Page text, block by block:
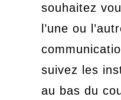
souhaitez
l’une ou
suivez les
au bas du